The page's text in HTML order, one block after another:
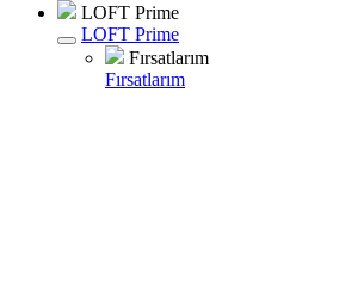
LOFT Prime
LOFT Prime
Fırsatlarım
Fırsatlarım